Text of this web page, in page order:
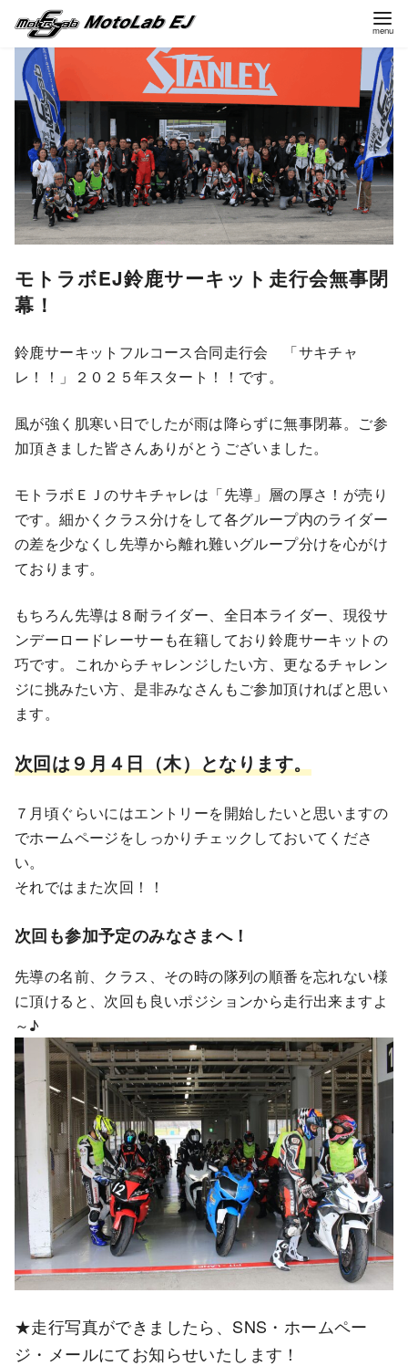
モトラボEJ鈴鹿サーキット走行会無事閉
幕！
鈴鹿サーキットフルコース合同走行会 「サキチャ
レ！！」２０２５年スタート！！です。
風が強く肌寒い日でしたが雨は降らずに無事閉幕。ご参
加頂きました皆さんありがとうございました。
モトラボＥＪのサキチャレは「先導」層の厚さ！が売り
です。細かくクラス分けをして各グループ内のライダー
の差を少なくし先導から離れ難いグループ分けを心がけ
ております。
もちろん先導は８耐ライダー、全日本ライダー、現役サ
ンデーロードレーサーも在籍しており鈴鹿サーキットの
巧です。これからチャレンジしたい方、更なるチャレン
ジに挑みたい方、是非みなさんもご参加頂ければと思い
ます。
次回は９月４日（木）となります。
７月頃ぐらいにはエントリーを開始したいと思いますの
でホームページをしっかりチェックしておいてくださ
い。
それではまた次回！！
次回も参加予定のみなさまへ！
先導の名前、クラス、その時の隊列の順番を忘れない様
に頂けると、次回も良いポジションから走行出来ますよ
～♪
★走行写真ができましたら、SNS・ホームペー
ジ・メールにてお知らせいたします！